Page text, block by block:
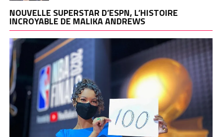
NOUVELLE SUPERSTAR D’ESPN, L’HISTOIRE
INCROYABLE DE MALIKA ANDREWS